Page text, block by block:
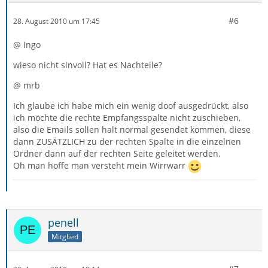
28. August 2010 um 17:45 #6
@ Ingo
wieso nicht sinvoll? Hat es Nachteile?
@ mrb
Ich glaube ich habe mich ein wenig doof ausgedrückt, also
ich möchte die rechte Empfangsspalte nicht zuschieben,
also die Emails sollen halt normal gesendet kommen, diese
dann ZUSÄTZLICH zu der rechten Spalte in die einzelnen
Ordner dann auf der rechten Seite geleitet werden.
Oh man hoffe man versteht mein Wirrwarr
penell
Mitglied